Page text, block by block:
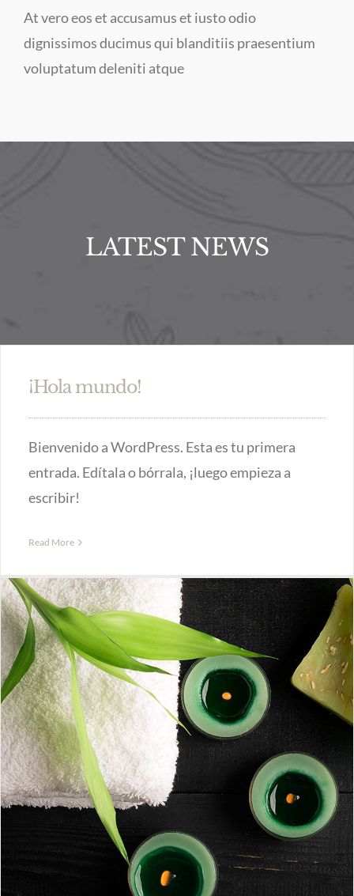
At vero eos et accusamus et iusto odio
dignissimos ducimus qui blanditiis praesentium
voluptatum deleniti atque
LATEST NEWS
¡Hola mundo!
Bienvenido a WordPress. Esta es tu primera
entrada. Edítala o bórrala, ¡luego empieza a
escribir!
Read More
Techniques to relax from a long and
stressful week at the office